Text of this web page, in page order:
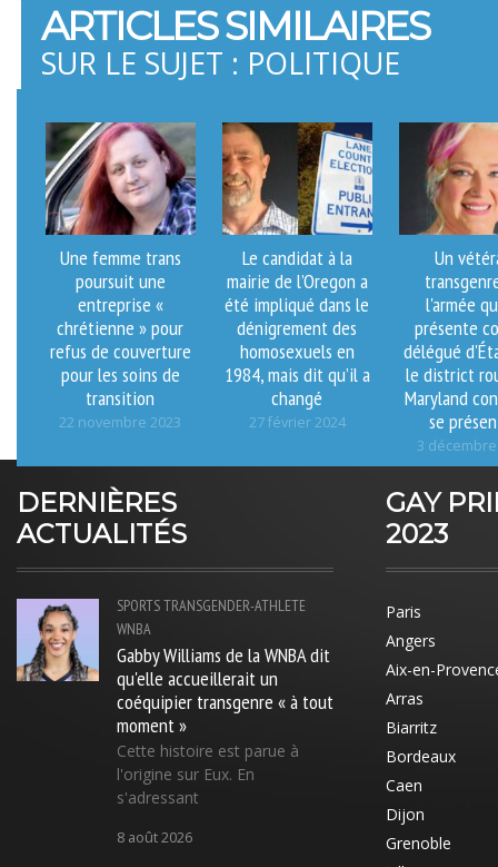
ARTICLES SIMILAIRES
SUR LE SUJET : POLITIQUE
Une femme trans
poursuit une
entreprise «
chrétienne » pour
refus de couverture
pour les soins de
transition
22 novembre 2023
Le candidat à la
mairie de l’Oregon a
été impliqué dans le
dénigrement des
homosexuels en
1984, mais dit qu’il a
changé
27 février 2024
Un
l'armée
présente
délégué
le district
Maryland
se
3
DERNIÈRES
ACTUALITÉS
SPORTSTRANSGENDER-ATHLETE
WNBA
Gabby Williams de la WNBA dit
qu'elle accueillerait un
coéquipier transgenre « à tout
moment »
Cette histoire est parue à
l'origine sur Eux. En
s'adressant
8 août 2026
GAY
2023
Paris
Angers
Aix-en-
Arras
Biarritz
Bordeaux
Caen
Dijon
Grenoble